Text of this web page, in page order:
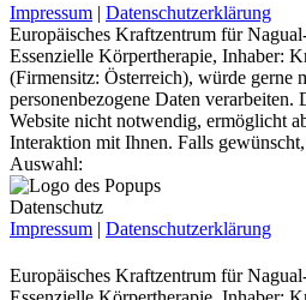
Impressum | Datenschutzerklärung
Europäisches Kraftzentrum für
Essenzielle Körpertherapie, Inhaber:
(Firmensitz: Österreich), würde gerne
personenbezogene Daten
Website nicht notwendig, ermöglicht
Interaktion mit Ihnen. Falls
Auswahl:
Datenschutz
Impressum | Datenschutzerklärung
Europäisches Kraftzentrum für